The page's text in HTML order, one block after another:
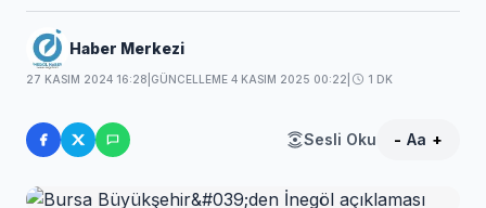
Haber Merkezi
27 KASIM 2024 16:28 GÜNCELLEME 4 KASIM 2025 00:22 1 DK
Sesli Oku - Aa +